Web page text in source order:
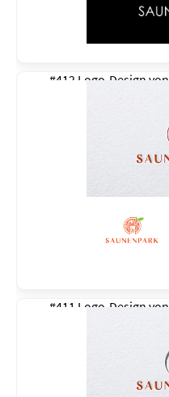
#412 Logo-Design von
#411 Logo-Design von